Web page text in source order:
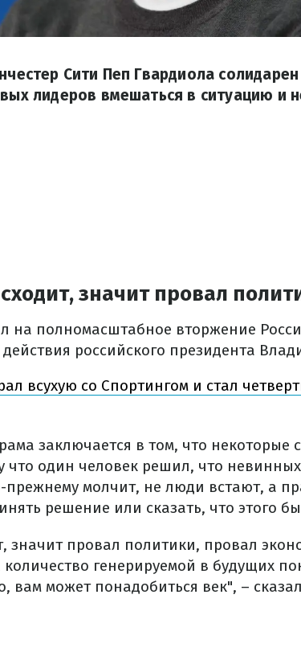
Сити Пеп Гвардиола
лидеров вмешаться в ситуацию и
значит провал
на полномасштабное вторжение
российского президента
всухую со Спортингом и стал
заключается в том, что
что один человек решил, что
молчит, не люди встают, а
решение или сказать, что этого
значит провал политики, провал
количество генерируемой в будущих
вам может понадобиться век", –